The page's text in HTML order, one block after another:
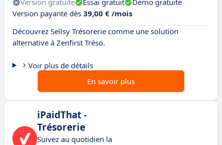
Version gratuite Essai gratuit
Démo gratuite
Version payante dès 39,00 € /mois
Découvrez Sellsy Trésorerie comme une solution
alternative à Zenfirst Tréso.
Voir plus de détails
En savoir plus
iPaidThat -
Trésorerie
Suivez au quotidien la